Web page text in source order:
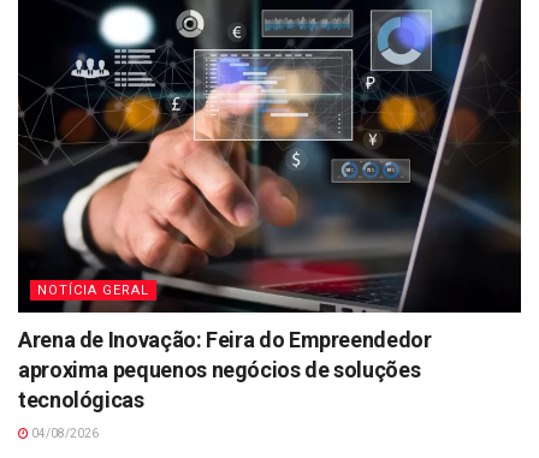
NOTÍCIA GERAL
Arena de Inovação: Feira do Empreendedor
aproxima pequenos negócios de soluções
tecnológicas
04/08/2026